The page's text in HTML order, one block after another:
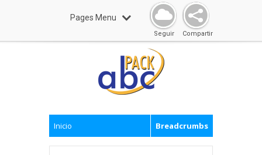
Pages Menu
Compartir
Seguir
Inicio Breadcrumbs